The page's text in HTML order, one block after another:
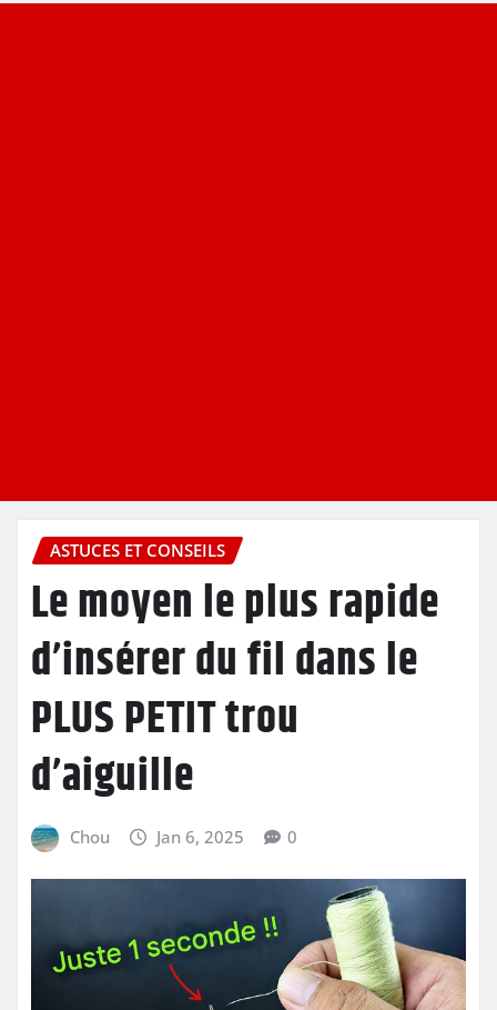
ASTUCES ET CONSEILS
Le moyen le plus rapide
d’insérer du fil dans le
PLUS PETIT trou
d’aiguille
Chou Jan 6, 2025 0